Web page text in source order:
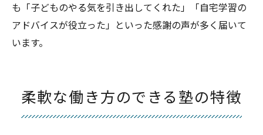
も「子どものやる気を引き出してくれた」「自宅学習の
アドバイスが役立った」といった感謝の声が多く届いて
います。
柔軟な働き方のできる塾の特徴